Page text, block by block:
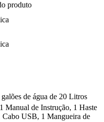
produto
de água de 20 Litros
Manual de Instrução, 1 Haste
Cabo USB, 1 Mangueira de